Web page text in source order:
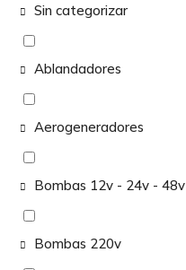
Sin categorizar
Ablandadores
Aerogeneradores
Bombas 12v - 24v - 48v
Bombas 220v